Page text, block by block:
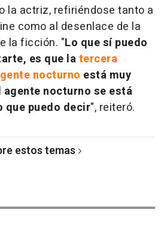
la actriz, refiriéndose tanto a
como al desenlace de la
la ficción. "Lo que sí puedo
es que latercera
nocturno está muy
agente nocturno se está
que puedo decir", reiteró.
estos temas